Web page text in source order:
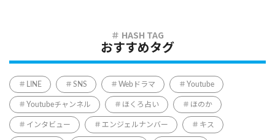
おすすめタグ
LINE SNS Webドラマ Youtube
Youtubeチャンネル ほくろ占い ほのか
インタビュー エンジェルナンバー キス